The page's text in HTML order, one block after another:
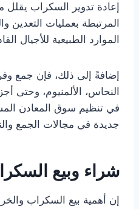
إعادة تدوير السكراب يقلل
المرتبطة بعمليات التعدين
الموارد الطبيعية للأجيال
إضافةً إلى ذلك، فإن جمع
النحاس، الألمنيوم، وحتى
في تنظيم سوق المعادن
جديدة في مجالات الجمع
شراء وبيع
إن أهمية بيع السكراب